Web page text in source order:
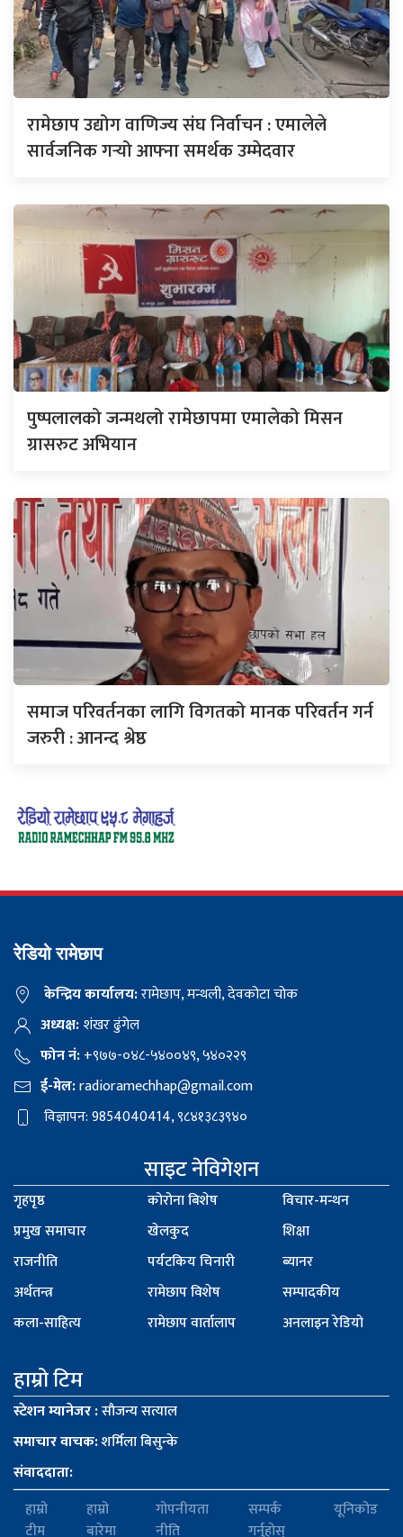
रामेछाप उद्योग वाणिज्य संघ निर्वाचन : एमालेले
सार्वजनिक गर्‍यो आफ्ना समर्थक उम्मेदवार
पुष्पलालको जन्मथलो रामेछापमा एमालेको मिसन
ग्रासरुट अभियान
समाज परिवर्तनका लागि विगतको मानक परिवर्तन गर्न
जरुरी : आनन्द श्रेष्ठ
रेडियो रामेछाप
केन्द्रिय कार्यालय:रामेछाप, मन्थली, देवकोटा चोक
अध्यक्ष:शंखर ढुंगेल
फोन नं:+९७७-०४८-५४००४९, ५४०२२९
ई-मेल:radioramechhap@gmail.com
विज्ञापन: 9854040414, ९८४१३८३९४०
साइट नेविगेशन
गृहपृष्ठ
प्रमुख समाचार
राजनीति
अर्थतन्त्र
कला-साहित्य
कोरोना बिशेष
खेलकुद
पर्यटकिय चिनारी
रामेछाप विशेष
रामेछाप वार्तालाप
विचार-मन्थन
शिक्षा
ब्यानर
सम्पादकीय
अनलाइन रेडियो
हाम्रो टिम
स्टेशन म्यानेजर :साैजन्य सत्याल
समाचार वाचक:शर्मिला बिसुन्के
संवाददाता:
हाम्रो
टीम
हाम्रो
बारेमा
गोपनीयता
नीति
सम्पर्क
गर्नुहोस्
यूनिकोड